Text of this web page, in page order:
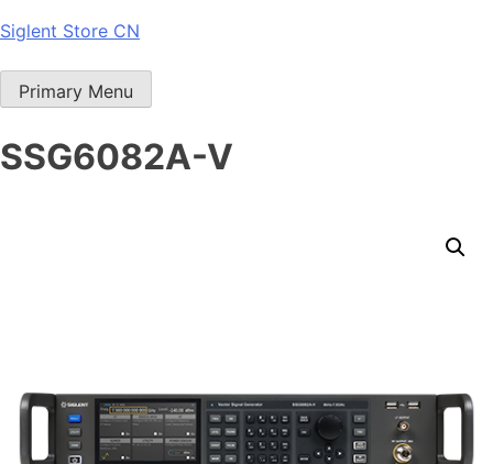
Skip
content
Siglent Store CN
Primary Menu
SSG6082A-V